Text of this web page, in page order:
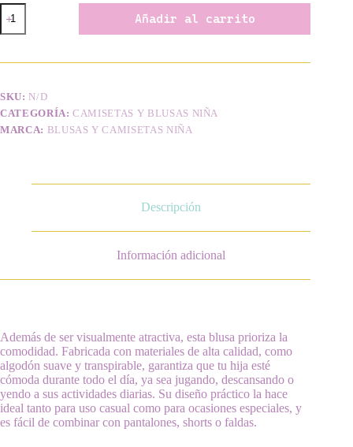
Blusa
Lilo
y
cantidad
Añadir al carrito
SKU: N/D
CATEGORÍA:CAMISETAS Y BLUSAS NIÑA
MARCA: BLUSAS Y CAMISETAS NIÑA
Descripción
Información adicional
Además de ser visualmente atractiva, esta blusa prioriza la
comodidad. Fabricada con materiales de alta calidad, como
algodón suave y transpirable, garantiza que tu hija esté
cómoda durante todo el día, ya sea jugando, descansando o
yendo a sus actividades diarias. Su diseño práctico la hace
ideal tanto para uso casual como para ocasiones especiales, y
es fácil de combinar con pantalones, shorts o faldas.